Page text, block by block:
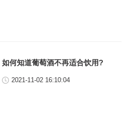
如何知道葡萄酒不再适合饮用?
2021-11-02 16:10:04